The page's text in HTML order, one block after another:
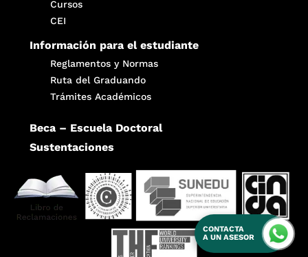
CONTACTA
A UN ASESOR
Cursos
CEI
Información para el estudiante
Reglamentos y Normas
Ruta del Graduando
Trámites Académicos
Beca – Escuela Doctoral
Sustentaciones